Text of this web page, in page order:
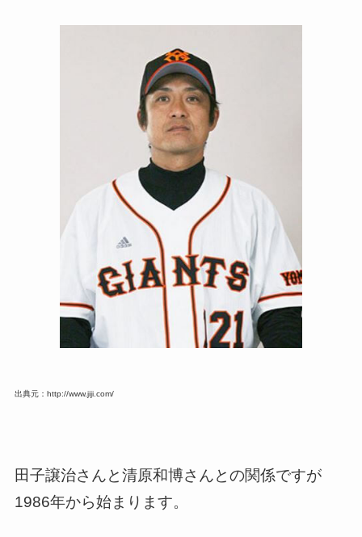
出典元：http://www.jiji.com/
田子譲治さんと清原和博さんとの関係ですが
1986年から始まります。